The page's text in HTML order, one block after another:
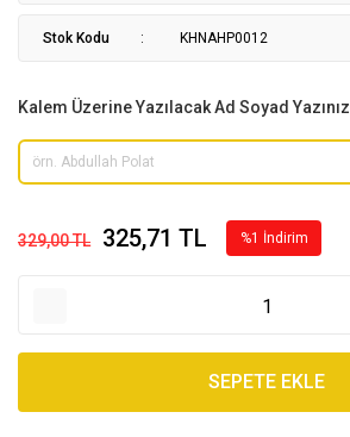
Stok Kodu KHNAHP0012
Kalem Üzerine Yazılacak Ad Soyad Yazınız
329,00 TL 325,71 TL %1 İndirim
SEPETE EKLE